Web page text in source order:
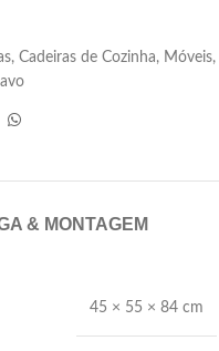
, Cadeiras de Cozinha, Móveis,
& MONTAGEM
45 × 55 × 84 cm